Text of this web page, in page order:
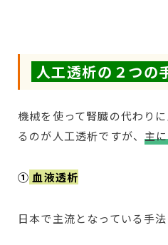
人工透析の２つの
機械を使って腎臓の代わり
るのが人工透析ですが、主
① 血液透析
日本で主流となっている手法